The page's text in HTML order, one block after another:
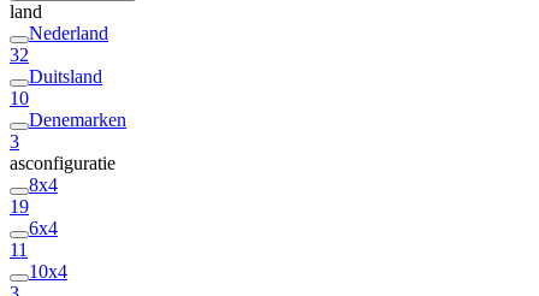
land
Nederland
32
Duitsland
10
Denemarken
3
asconfiguratie
8x4
19
6x4
11
10x4